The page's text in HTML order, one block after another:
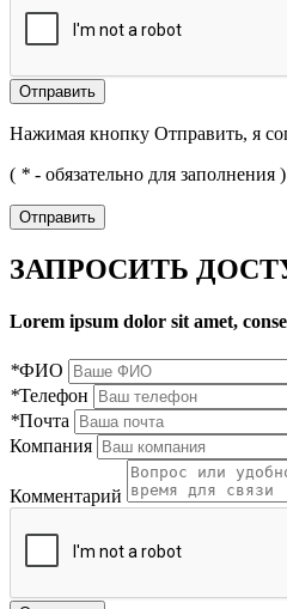
Отправить
Нажимая кнопку Отправить, я
( * - обязательно для заполнения )
Отправить
ЗАПРОСИТЬ
Lorem ipsum dolor sit amet,
*ФИО
*Телефон
*Почта
Компания
Комментарий